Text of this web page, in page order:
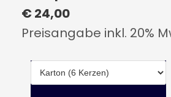
€ 24,00
Preisangabe inkl. 20%